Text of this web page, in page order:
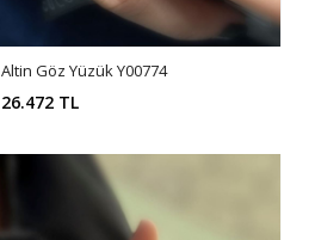
Altin Göz Yüzük Y00774
26.472 TL